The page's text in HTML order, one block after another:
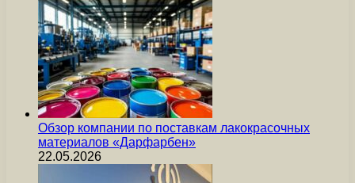
Обзор компании по поставкам лакокрасочных
материалов «Дарфарбен»
22.05.2026